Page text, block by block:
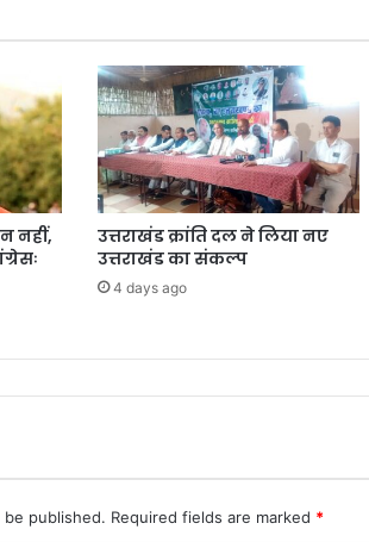
नहीं,
उत्तराखंड क्रांति दल ने लिया नए
उत्तराखंड का संकल्प
4 days ago
published. Required fields are marked *